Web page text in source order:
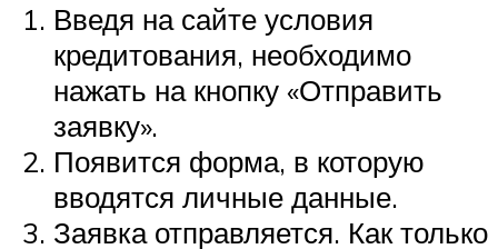
Введя на сайте условия
кредитования, необходимо
нажать на кнопку «Отправить
заявку».
Появится форма, в которую
вводятся личные данные.
Заявка отправляется. Как только